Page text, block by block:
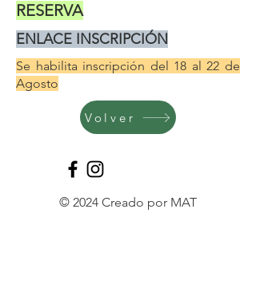
RESERVA
ENLACE INSCRIPCIÓN
​​Se habilita inscripción del 18 al 22 de
Agosto
Volver
© 2024 Creado por MAT